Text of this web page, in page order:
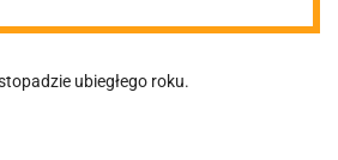
w
ubiegłego roku.